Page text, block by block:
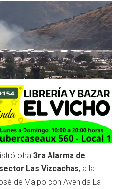
otra 3ra Alarma de
Las Vizcachas, a la
de Maipo con Avenida La